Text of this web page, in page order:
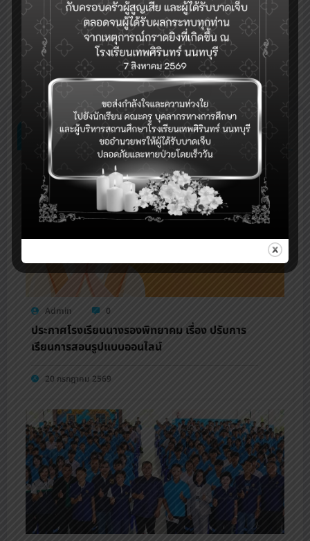
Previous post
ด่วน! เปิดรับสมัครนักเรียน ม.1 ม.4 รอบเพิ่มเติม
Next post
รับนักเรียน ม.1 ม.4 รอบเพิ่มเติมถึงวันที่ 8 พ.ค.
RELATED POSTS
Admin 0
ประกาศโรงเรียนนางรองพิทยาคม เรื่อง ปรับการ
เรียนการสอนรูปแบบออนไลน์
20 กรกฎาคม 2569